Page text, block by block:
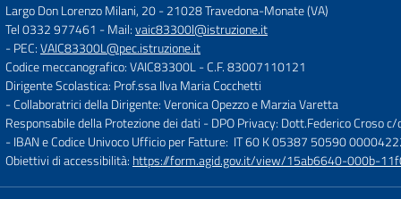
Largo Don Lorenzo Milani, 20-21028 Travedona-Monate (VA)
Tel 0332 977461 - Mail:vaic83300l@istruzione.it
- PEC:VAIC83300L@pec.istruzione.it
Codice meccanografico: VAIC83300L- C.F. 83007110121
Dirigente Scolastica: Prof.ssa Ilva Maria Cocchetti
- Collaboratrici della Dirigente: Veronica Opezzo e Marzia Varetta
Responsabile della Protezione dei dati - DPO Privacy: Dott.Federico Croso
- IBAN e Codice Univoco Ufficio per Fatture: IT 60 K 05387 50590
Obiettivi di accessibilità: https://form.agid.gov.it/view/15ab6640-000b-